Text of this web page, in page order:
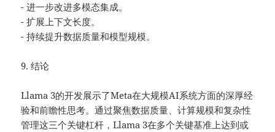
- 进一步改进多模态集成。
- 扩展上下文长度。
- 持续提升数据质量和模型规模。
9. 结论
Llama 3的开发展示了Meta在大规模AI系统方面的深厚经
验和前瞻性思考。通过聚焦数据质量、计算规模和复杂性
管理这三个关键杠杆，Llama 3在多个关键基准上达到或